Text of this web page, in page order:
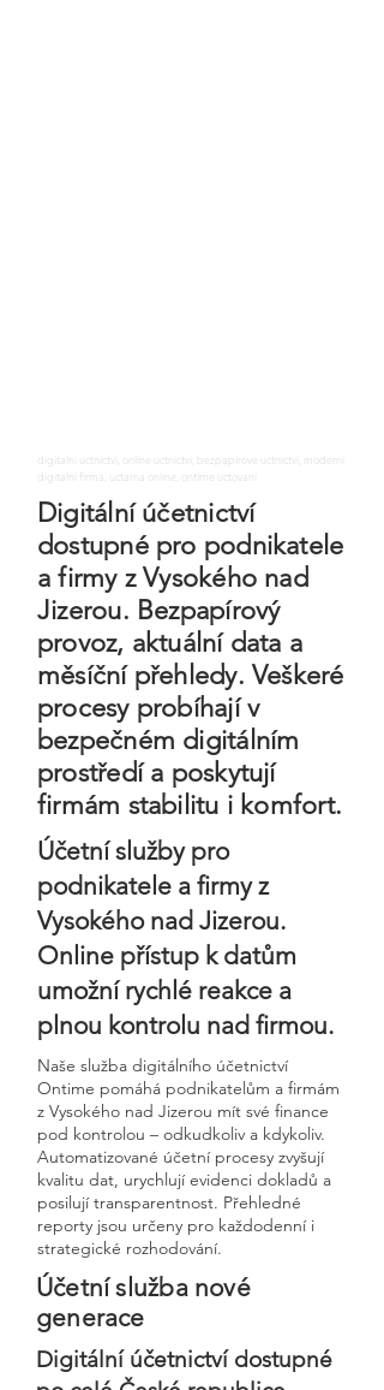
digitalni uctnictvi, online uctnictvi, bezpapirove uctnictvi, moderni
digitalni firma, uctarna online, ontime uctovani
Digitální účetnictví
dostupné pro podnikatele
a firmy z Vysokého nad
Jizerou. Bezpapírový
provoz, aktuální data a
měsíční přehledy. Veškeré
procesy probíhají v
bezpečném digitálním
prostředí a poskytují
firmám stabilitu i komfort.
Účetní služby pro
podnikatele a firmy z
Vysokého nad Jizerou.
Online přístup k datům
umožní rychlé reakce a
plnou kontrolu nad firmou.
Naše služba digitálního účetnictví
Ontime pomáhá podnikatelům a firmám
z Vysokého nad Jizerou mít své finance
pod kontrolou – odkudkoliv a kdykoliv.
Automatizované účetní procesy zvyšují
kvalitu dat, urychlují evidenci dokladů a
posilují transparentnost. Přehledné
reporty jsou určeny pro každodenní i
strategické rozhodování.
Účetní služba nové
generace
Digitální účetnictví dostupné